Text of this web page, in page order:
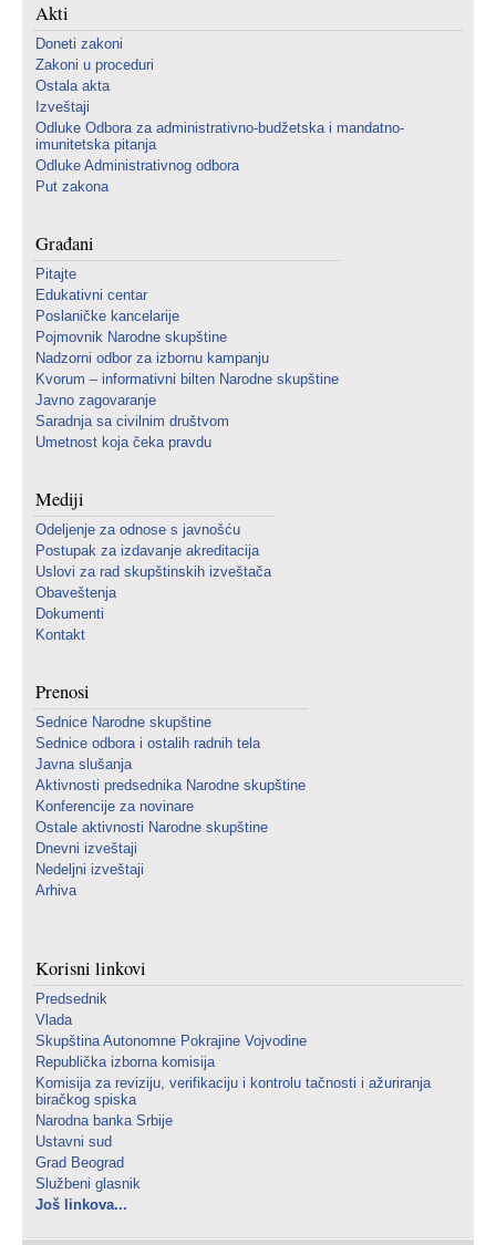
Akti
Doneti zakoni
Zakoni u proceduri
Ostala akta
Izveštaji
Odluke Odbora za administrativno-budžetska i mandatno-
imunitetska pitanja
Odluke Administrativnog odbora
Put zakona
Građani
Pitajte
Edukativni centar
Poslaničke kancelarije
Pojmovnik Narodne skupštine
Nadzorni odbor za izbornu kampanju
Kvorum – informativni bilten Narodne skupštine
Javno zagovaranje
Saradnja sa civilnim društvom
Umetnost koja čeka pravdu
Mediji
Odeljenje za odnose s javnošću
Postupak za izdavanje akreditacija
Uslovi za rad skupštinskih izveštača
Obaveštenja
Dokumenti
Kontakt
Prenosi
Sednice Narodne skupštine
Sednice odbora i ostalih radnih tela
Javna slušanja
Aktivnosti predsednika Narodne skupštine
Konferencije za novinare
Ostale aktivnosti Narodne skupštine
Dnevni izveštaji
Nedeljni izveštaji
Arhiva
Korisni linkovi
Predsednik
Vlada
Skupština Autonomne Pokrajine Vojvodine
Republička izborna komisija
Komisija za reviziju, verifikaciju i kontrolu tačnosti i ažuriranja
biračkog spiska
Narodna banka Srbije
Ustavni sud
Grad Beograd
Službeni glasnik
Još linkova...